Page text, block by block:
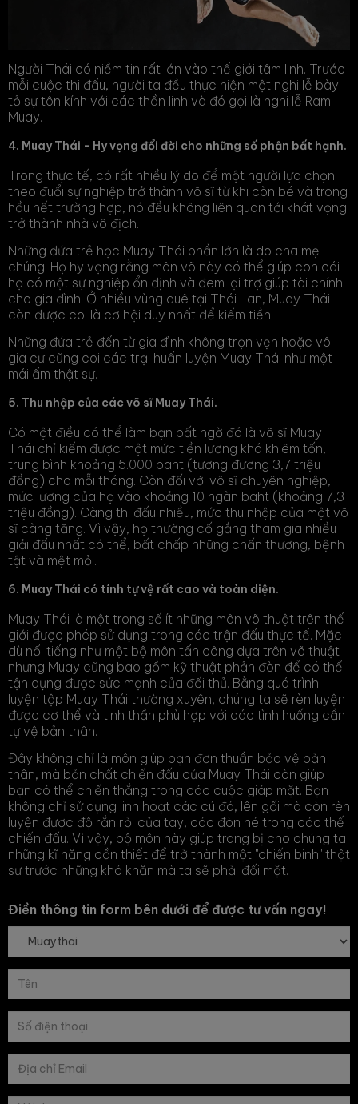
Người Thái có niềm tin rất lớn vào thế giới tâm linh. Trước
mỗi cuộc thi đấu, người ta đều thực hiện một nghi lễ bày
tỏ sự tôn kính với các thần linh và đó gọi là nghi lễ Ram
Muay.
4. Muay Thái - Hy vọng đổi đời cho những số phận bất hạnh.
Trong thực tế, có rất nhiều lý do để một người lựa chọn
theo đuổi sự nghiệp trở thành võ sĩ từ khi còn bé và trong
hầu hết trường hợp, nó đều không liên quan tới khát vọng
trở thành nhà vô địch.
Những đứa trẻ học Muay Thái phần lớn là do cha mẹ
chúng. Họ hy vọng rằng môn võ này có thể giúp con cái
họ có một sự nghiệp ổn định và đem lại trợ giúp tài chính
cho gia đình. Ở nhiều vùng quê tại Thái Lan, Muay Thái
còn được coi là cơ hội duy nhất để kiếm tiền.
Những đứa trẻ đến từ gia đình không trọn vẹn hoặc vô
gia cư cũng coi các trại huấn luyện Muay Thái như một
mái ấm thật sự.
5. Thu nhập của các võ sĩ Muay Thái.
Có một điều có thể làm bạn bất ngờ đó là võ sĩ Muay
Thái chỉ kiếm được một mức tiền lương khá khiêm tốn,
trung bình khoảng 5.000 baht (tương đương 3,7 triệu
đồng) cho mỗi tháng. Còn đối với võ sĩ chuyên nghiệp,
mức lương của họ vào khoảng 10 ngàn baht (khoảng 7,3
triệu đồng). Càng thi đấu nhiều, mức thu nhập của một võ
sĩ càng tăng. Vì vậy, họ thường cố gắng tham gia nhiều
giải đấu nhất có thể, bất chấp những chấn thương, bệnh
tật và mệt mỏi.
6. Muay Thái có tính tự vệ rất cao và toàn diện.
Muay Thái là một trong số ít những môn võ thuật trên thế
giới được phép sử dụng trong các trận đấu thực tế. Mặc
dù nổi tiếng như một bộ môn tấn công dựa trên võ thuật
nhưng Muay cũng bao gồm kỹ thuật phản đòn để có thể
tận dụng được sức mạnh của đối thủ. Bằng quá trình
luyện tập Muay Thái thường xuyên, chúng ta sẽ rèn luyện
được cơ thể và tinh thần phù hợp với các tình huống cần
tự vệ bản thân.
Đây không chỉ là môn giúp bạn đơn thuần bảo vệ bản
thân, mà bản chất chiến đấu của Muay Thái còn giúp
bạn có thể chiến thắng trong các cuộc giáp mặt. Bạn
không chỉ sử dụng linh hoạt các cú đá, lên gối mà còn rèn
luyện được độ rắn rỏi của tay, các đòn né trong các thế
chiến đấu. Vì vậy, bộ môn này giúp trang bị cho chúng ta
những kĩ năng cần thiết để trở thành một "chiến binh" thật
sự trước những khó khăn mà ta sẽ phải đối mặt.
Điền thông tin form bên dưới để được tư vấn ngay!